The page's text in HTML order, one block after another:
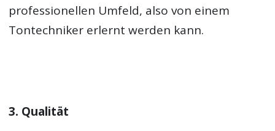
professionellen Umfeld, also von einem
Tontechniker erlernt werden kann.
3. Qualität